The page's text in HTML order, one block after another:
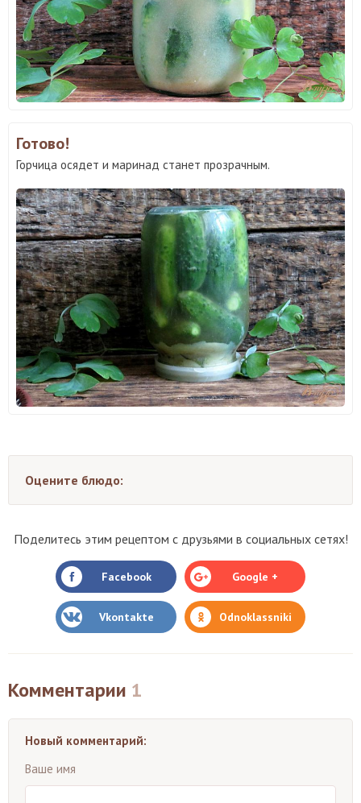
Готово!
Горчица осядет и маринад станет прозрачным.
Оцените блюдо:
Поделитесь этим рецептом с друзьями в социальных сетях!
Facebook Google +
Vkontakte Odnoklassniki
Комментарии 1
Новый комментарий:
Ваше имя